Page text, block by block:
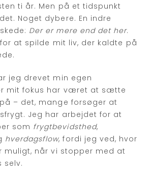
ti år. Men på et tidspunkt
Noget dybere. En indre
Der er mere end det her.
at spilde mit liv, der kaldte på
jeg drevet min egen
mit fokus har været at sætte
– det, mange forsøger at
Jeg har arbejdet for at
som frygtbevidsthed,
hverdagsflow, fordi jeg ved, hvor
muligt, når vi stopper med at